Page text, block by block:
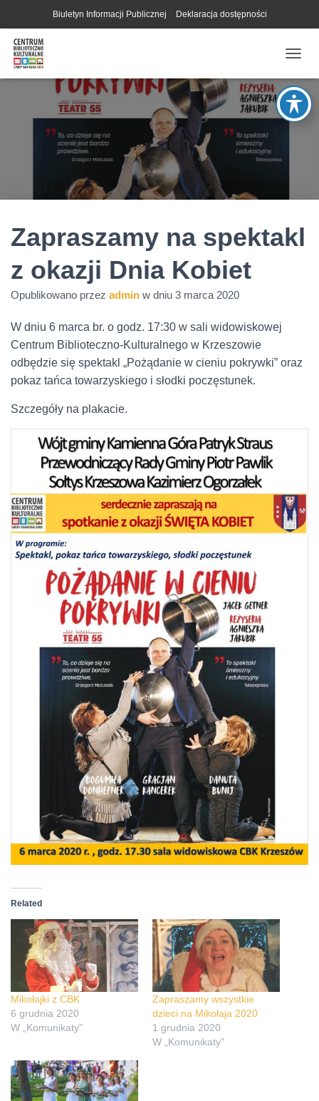
Biuletyn Informacji Publicznej Deklaracja dostępności
R
Z
E
Ł
W
A
Zapraszamy na spektakl
z okazji Dnia Kobiet
Opublikowano przez admin w dniu 3 marca 2020
W dniu 6 marca br. o godz. 17:30 w sali widowiskowej
Centrum Biblioteczno-Kulturalnego w Krzeszowie
odbędzie się spektakl „Pożądanie w cieniu pokrywki” oraz
pokaz tańca towarzyskiego i słodki poczęstunek.
Szczegóły na plakacie.
Related
Mikołajki z CBK
6 grudnia 2020
W „Komunikaty"
Zapraszamy wszystkie
dzieci na Mikołaja 2020
1 grudnia 2020
W „Komunikaty"